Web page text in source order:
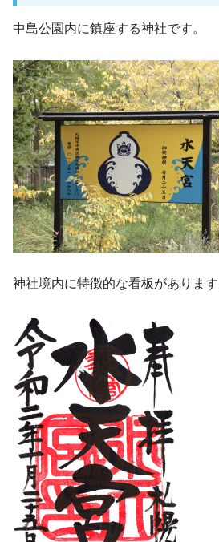
中島公園内に鎮座する神社です。
神社境内に特徴的な看板があります